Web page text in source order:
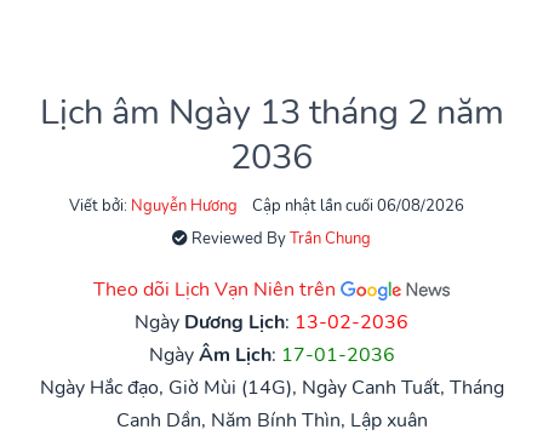
Lịch âm Ngày 13 tháng 2 năm
2036
Viết bởi: Nguyễn Hương
Cập nhật lần cuối 06/08/2026
Reviewed ByTrần Chung
Theo dõi Lịch Vạn Niên trên
Ngày Dương Lịch: 13-02-2036
NgàyÂm Lịch: 17-01-2036
Ngày Hắc đạo, Giờ Mùi (14G), Ngày Canh Tuất, Tháng
Canh Dần, Năm Bính Thìn, Lập xuân